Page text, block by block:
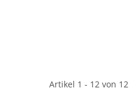
Artikel 1 - 12 von 12